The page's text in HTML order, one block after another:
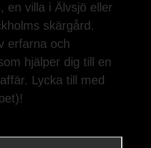
en villa i Älvsjö eller
skärgård.
erfarna och
hjälper dig till en
Lycka till med